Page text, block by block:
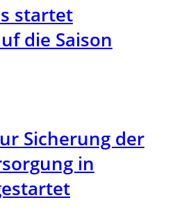
startet
die Saison
Sicherung der
in